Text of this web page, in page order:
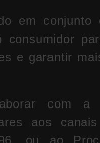
em conjunto
consumidor
e garantir
com a
aos